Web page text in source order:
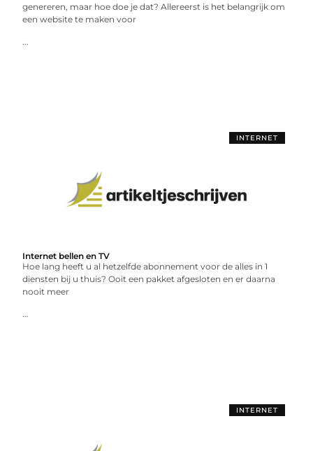
genereren, maar hoe doe je dat? Allereerst is het belangrijk om
een website te maken voor
...
INTERNET
Internet bellen en TV
Hoe lang heeft u al hetzelfde abonnement voor de alles in 1
diensten bij u thuis? Ooit een pakket afgesloten en er daarna
nooit meer
...
INTERNET